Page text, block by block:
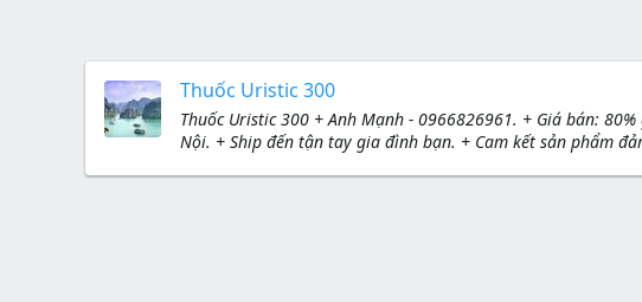
Thuốc Uristic 300
Thuốc Uristic 300 + Anh Mạnh - 0966826961. + Giá bán:
Nội. + Ship đến tận tay gia đình bạn. + Cam kết sản phẩm